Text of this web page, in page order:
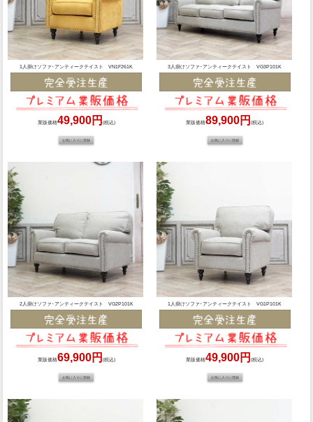
1人掛けソファ･アンティークテイスト VN1F261K
業販価格49,900円 (税込)
3人掛けソファ･アンティークテイスト VG3P101K
業販価格89,900円(税込)
2人掛けソファ･アンティークテイスト VG2P101K
業販価格69,900円 (税込)
1人掛けソファ･アンティークテイスト VG1P101K
業販価格49,900円(税込)